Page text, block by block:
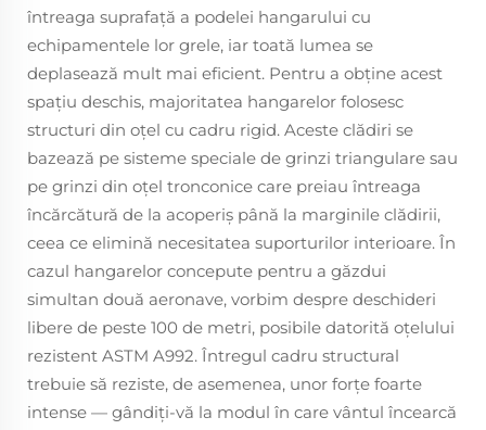
întreaga suprafață a podelei hangarului cu
echipamentele lor grele, iar toată lumea se
deplasează mult mai eficient. Pentru a obține acest
spațiu deschis, majoritatea hangarelor folosesc
structuri din oțel cu cadru rigid. Aceste clădiri se
bazează pe sisteme speciale de grinzi triangulare sau
pe grinzi din oțel tronconice care preiau întreaga
încărcătură de la acoperiș până la marginile clădirii,
ceea ce elimină necesitatea suporturilor interioare. În
cazul hangarelor concepute pentru a găzdui
simultan două aeronave, vorbim despre deschideri
libere de peste 100 de metri, posibile datorită oțelului
rezistent ASTM A992. Întregul cadru structural
trebuie să reziste, de asemenea, unor forțe foarte
intense — gândiți-vă la modul în care vântul încearcă